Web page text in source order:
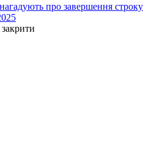
про завершення строку
закрити